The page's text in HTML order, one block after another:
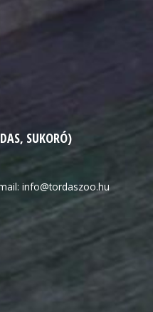
SUKORÓ)
info@tordaszoo.hu